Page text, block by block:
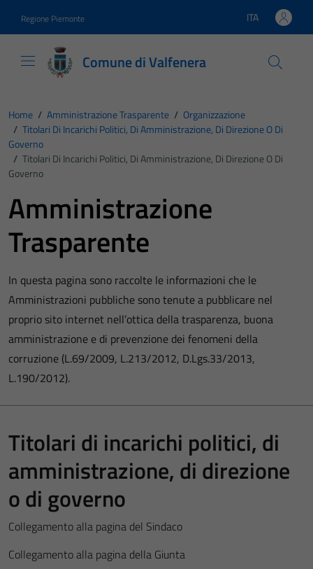
Regione Piemonte Lingua attiva:
ITA
Comune di Valfenera
Home / Amministrazione Trasparente / Organizzazione
/ Titolari Di Incarichi Politici, Di Amministrazione, Di Direzione O Di
Governo
/ Titolari Di Incarichi Politici, Di Amministrazione, Di Direzione O Di
Governo
Amministrazione
Trasparente
In questa pagina sono raccolte le informazioni che le
Amministrazioni pubbliche sono tenute a pubblicare nel
proprio sito internet nell’ottica della trasparenza, buona
amministrazione e di prevenzione dei fenomeni della
corruzione (L.69/2009, L.213/2012, D.Lgs.33/2013,
L.190/2012).
Titolari di incarichi politici, di
amministrazione, di direzione
o di governo
Collegamento alla pagina del Sindaco
Collegamento alla pagina della Giunta